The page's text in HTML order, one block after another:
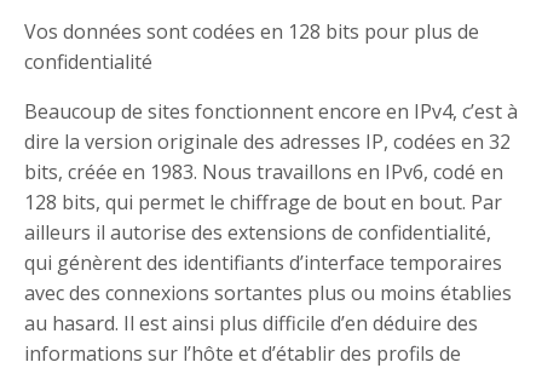
Vos données sont codées en 128 bits pour plus de
confidentialité
Beaucoup de sites fonctionnent encore en IPv4, c’est à
dire la version originale des adresses IP, codées en 32
bits, créée en 1983. Nous travaillons en IPv6, codé en
128 bits, qui permet le chiffrage de bout en bout. Par
ailleurs il autorise des extensions de confidentialité,
qui génèrent des identifiants d’interface temporaires
avec des connexions sortantes plus ou moins établies
au hasard. Il est ainsi plus difficile d’en déduire des
informations sur l’hôte et d’établir des profils de